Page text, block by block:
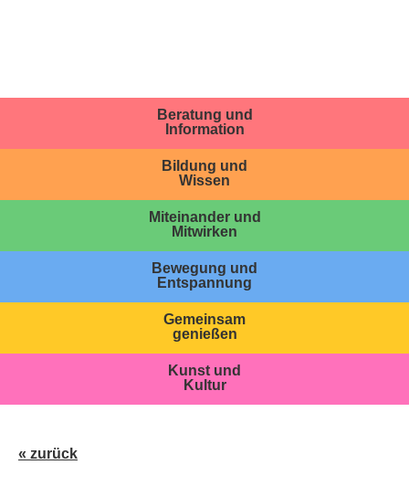
Beratung und
Information
Bildung und
Wissen
Miteinander und
Mitwirken
Bewegung und
Entspannung
Gemeinsam
genießen
Kunst und
Kultur
« zurück